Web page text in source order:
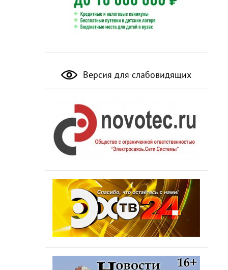
Версия для слабовидящих